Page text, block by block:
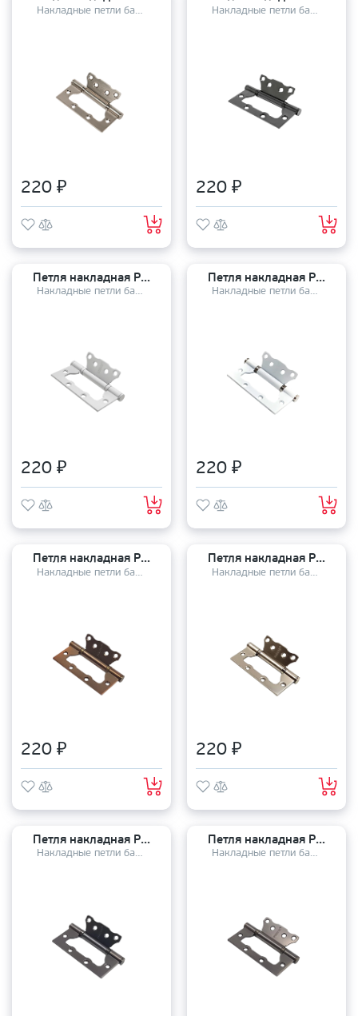
Накладные петли бабочки
220 ₽
Накладные петли бабочки
220 ₽
Петля накладная PUERTO 100-2S FH100*2.5 SW
Накладные петли бабочки
220 ₽
Петля накладная PUERTO 100-2S FH100*2.5 SW/CP
Накладные петли бабочки
220 ₽
Петля накладная PUERTO 100-2S FH100*2.5 CF
Накладные петли бабочки
220 ₽
Петля накладная PUERTO 100-2S FH100*2.5 MSN
Накладные петли бабочки
220 ₽
Петля накладная PUERTO 100-2S FH100*2.5 MBN
Накладные петли бабочки
Петля накладная PUERTO 100-2S FH100*2.5 MAB
Накладные петли бабочки